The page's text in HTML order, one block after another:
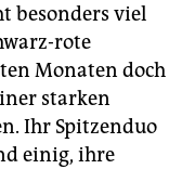
besonders viel
rote
Monaten doch
starken
Ihr Spitzenduo
einig, ihre